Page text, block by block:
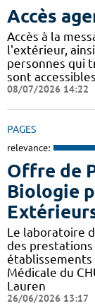
Accès
Accès à la
l'extérieur,
personnes qui
sont
08/07/2026 14:22
PAGES
relevance:
Offre de
Biologie
Le laboratoire
des
Médicale du
Lauren
26/06/2026 13:17